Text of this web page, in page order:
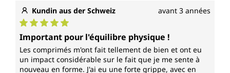
à une neurotransmission normale
au fonctionnement normal des enzymes
digestives
à une croissance et un développement
osseux normaux chez les enfants
à la réduction de la perte minérale osseuse
Kundin aus der Schweiz avant 3 années
Note moyenne de 5 sur 5 étoiles
Important pour l'équilibre physique !
Les comprimés m'ont fait tellement de bien et ont eu
un impact considérable sur le fait que je me sente à
nouveau en forme. J'ai eu une forte grippe, avec en